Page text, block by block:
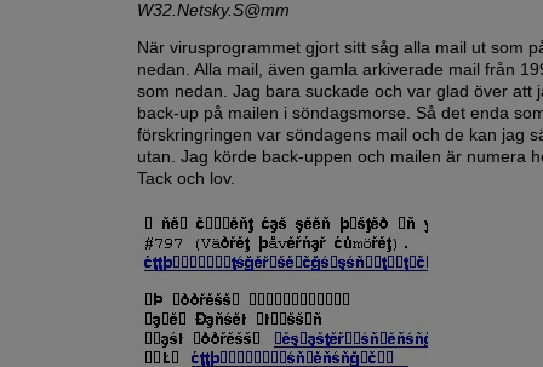
W32.Netsky.S@mm
När virusprogrammet gjort sitt såg alla mail ut som
nedan. Alla mail, även gamla arkiverade mail från
som nedan. Jag bara suckade och var glad över att
back-up på mailen i söndagsmorse. Så det enda
förskringringen var söndagens mail och de kan jag
utan. Jag körde back-uppen och mailen är numera
Tack och lov.